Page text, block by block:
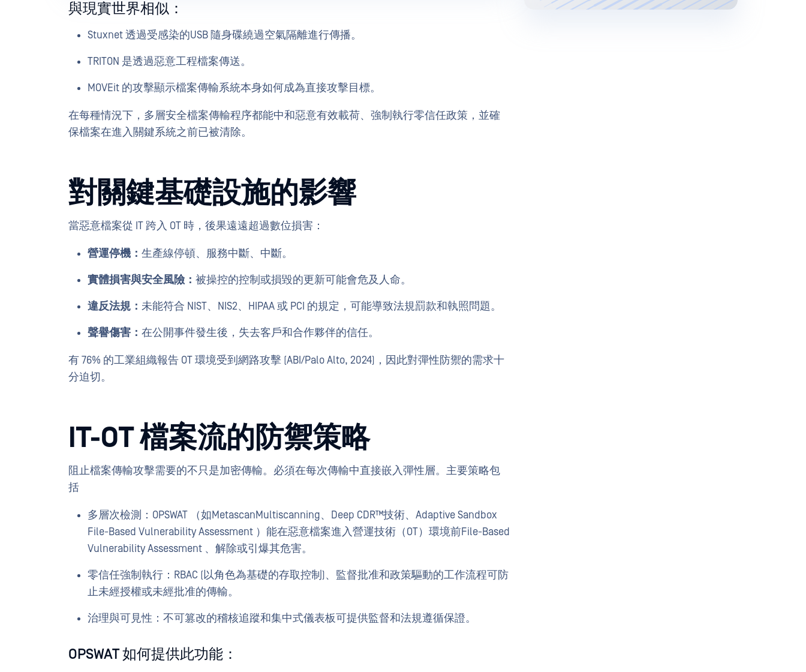
與現實世界相似：
Stuxnet 透過受感染的USB 隨身碟繞過空氣隔離進行傳播。
TRITON 是透過惡意工程檔案傳送。
MOVEit 的攻擊顯示檔案傳輸系統本身如何成為直接攻擊目標。
在每種情況下，多層安全檔案傳輸程序都能中和惡意有效載荷、強制執行零信任政策，並確
保檔案在進入關鍵系統之前已被清除。
對關鍵基礎設施的影響
當惡意檔案從 IT 跨入 OT 時，後果遠遠超過數位損害：
營運停機： 生產線停頓、服務中斷、中斷。
實體損害與安全風險： 被操控的控制或損毀的更新可能會危及人命。
違反法規： 未能符合 NIST、NIS2、HIPAA 或 PCI 的規定，可能導致法規罰款和執照問題。
聲譽傷害： 在公開事件發生後，失去客戶和合作夥伴的信任。
有 76% 的工業組織報告 OT 環境受到網路攻擊 (ABI/Palo Alto, 2024)，因此對彈性防禦的需求十
分迫切。
IT-OT 檔案流的防禦策略
阻止檔案傳輸攻擊需要的不只是加密傳輸。必須在每次傳輸中直接嵌入彈性層。主要策略包
括
多層次檢測：OPSWAT （如MetascanMultiscanning、Deep CDR™技術、Adaptive Sandbox
File-Based Vulnerability Assessment ）能在惡意檔案進入營運技術（OT）環境前File-Based
Vulnerability Assessment 、解除或引爆其危害。
零信任強制執行：RBAC (以角色為基礎的存取控制)、監督批准和政策驅動的工作流程可防
止未經授權或未經批准的傳輸。
治理與可見性：不可篡改的稽核追蹤和集中式儀表板可提供監督和法規遵循保證。
OPSWAT 如何提供此功能：